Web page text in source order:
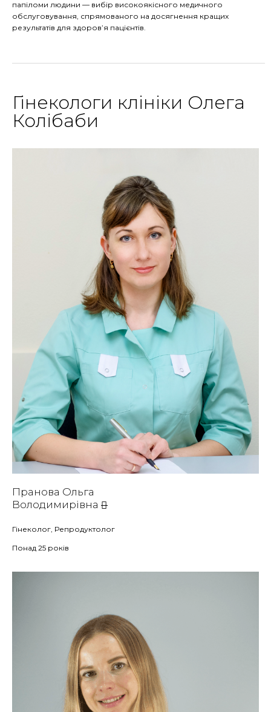
папіломи людини — вибір високоякісного медичного
обслуговування, спрямованого на досягнення кращих
результатів для здоров’я пацієнтів.
Гінекологи клініки Олега
Колібаби
Пранова Ольга
Володимирівна
Гінеколог, Репродуктолог
Понад 25 років